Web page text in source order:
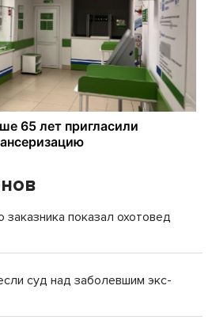
показал охотовед
суд над заболевшим экс-